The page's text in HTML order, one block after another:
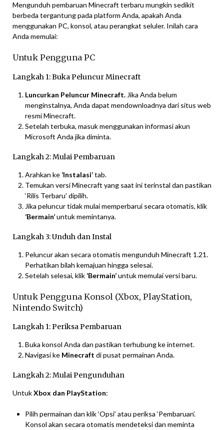
Mengunduh pembaruan Minecraft terbaru mungkin sedikit
berbeda tergantung pada platform Anda, apakah Anda
menggunakan PC, konsol, atau perangkat seluler. Inilah cara
Anda memulai:
Untuk Pengguna PC
Langkah 1: Buka Peluncur Minecraft
Luncurkan Peluncur Minecraft. Jika Anda belum
menginstalnya, Anda dapat mendownloadnya dari situs web
resmi Minecraft.
Setelah terbuka, masuk menggunakan informasi akun
Microsoft Anda jika diminta.
Langkah 2: Mulai Pembaruan
Arahkan ke ‘Instalasi’tab.
Temukan versi Minecraft yang saat ini terinstal dan pastikan
‘Rilis Terbaru’ dipilih.
Jika peluncur tidak mulai memperbarui secara otomatis, klik
‘Bermain’untuk memintanya.
Langkah 3: Unduh dan Instal
Peluncur akan secara otomatis mengunduh Minecraft 1.21.
Perhatikan bilah kemajuan hingga selesai.
Setelah selesai, klik ‘Bermain’untuk memulai versi baru.
Untuk Pengguna Konsol (Xbox, PlayStation,
Nintendo Switch)
Langkah 1: Periksa Pembaruan
Buka konsol Anda dan pastikan terhubung ke internet.
Navigasi ke Minecraft di pusat permainan Anda.
Langkah 2: Mulai Pengunduhan
UntukXbox dan PlayStation:
Pilih permainan dan klik ‘Opsi’ atau periksa ‘Pembaruan’.
Konsol akan secara otomatis mendeteksi dan meminta